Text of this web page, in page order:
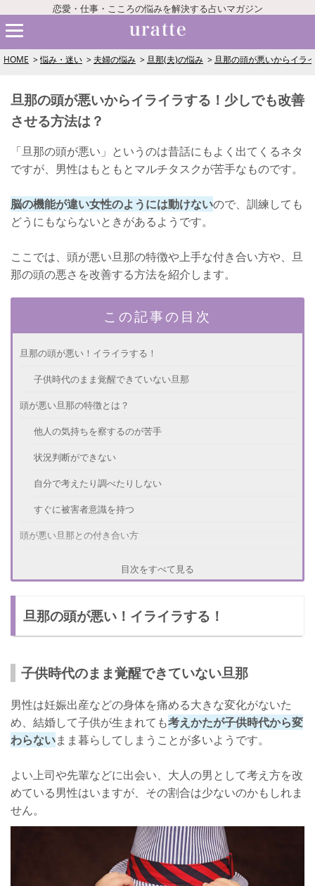
恋愛・仕事・こころの悩みを解決する占いマガジン
HOME 悩み・迷い 夫婦の悩み 旦那(夫)の悩み 旦那の頭が悪いからイラ
旦那の頭が悪いからイライラする！少しでも改善
させる方法は？
「旦那の頭が悪い」というのは昔話にもよく出てくるネタ
ですが、男性はもともとマルチタスクが苦手なものです。
脳の機能が違い女性のようには動けないので、訓練しても
どうにもならないときがあるようです。
ここでは、頭が悪い旦那の特徴や上手な付き合い方や、旦
那の頭の悪さを改善する方法を紹介します。
この記事の目次
旦那の頭が悪い！イライラする！
子供時代のまま覚醒できていない旦那
頭が悪い旦那の特徴とは？
他人の気持ちを察するのが苦手
状況判断ができない
自分で考えたり調べたりしない
すぐに被害者意識を持つ
頭が悪い旦那との付き合い方
親身にならず淡々と処理する
少しでも改善させる方法は？
他人を変えることは難しい
しっかりと向き合おう！
目次をすべて見る
旦那の頭が悪い！イライラする！
子供時代のまま覚醒できていない旦那
男性は妊娠出産などの身体を痛める大きな変化がないた
め、結婚して子供が生まれても考えかたが子供時代から変
わらないまま暮らしてしまうことが多いようです。
よい上司や先輩などに出会い、大人の男として考え方を改
めている男性はいますが、その割合は少ないのかもしれま
せん。